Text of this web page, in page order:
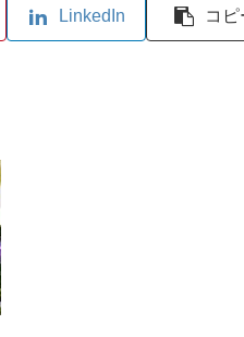
LinkedIn コピ